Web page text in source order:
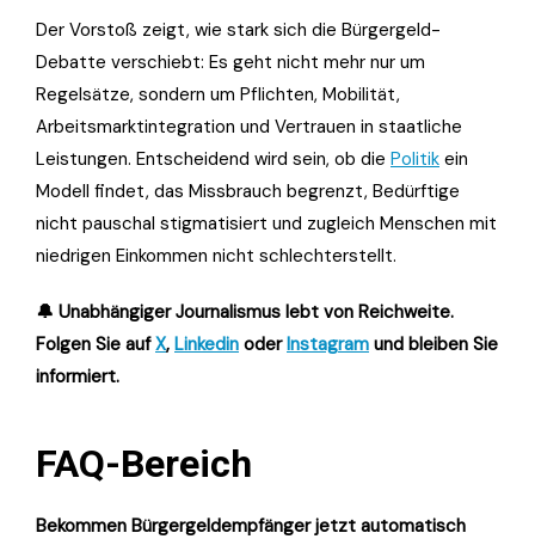
Der Vorstoß zeigt, wie stark sich die Bürgergeld-
Debatte verschiebt: Es geht nicht mehr nur um
Regelsätze, sondern um Pflichten, Mobilität,
Arbeitsmarktintegration und Vertrauen in staatliche
Leistungen. Entscheidend wird sein, ob die Politik ein
Modell findet, das Missbrauch begrenzt, Bedürftige
nicht pauschal stigmatisiert und zugleich Menschen mit
niedrigen Einkommen nicht schlechterstellt.
🔔 Unabhängiger Journalismus lebt von Reichweite.
Folgen Sie aufX, Linkedin oderInstagram und bleiben Sie
informiert.
FAQ-Bereich
Bekommen Bürgergeldempfänger jetzt automatisch